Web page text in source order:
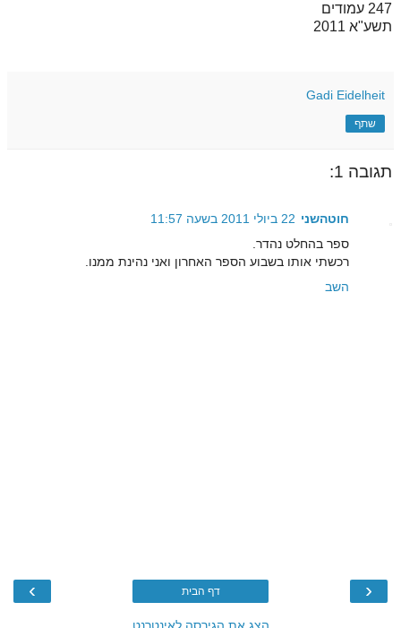
247 עמודים
תשע"א 2011
Gadi Eidelheit
שתף
תגובה 1:
חוטהשני 22 ביולי 2011 בשעה 11:57
ספר בהחלט נהדר.
רכשתי אותו בשבוע הספר האחרון ואני נהינת ממנו.
השב
‹
› דף הבית